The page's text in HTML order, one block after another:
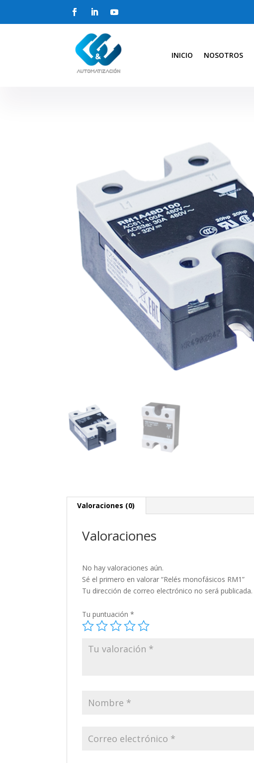
INICIO NOSOTROS
Valoraciones (0)
Valoraciones
No hay valoraciones aún.
Sé el primero en valorar “Relés monofásicos RM1”
Tu dirección de correo electrónico no será publicada.
Tu puntuación*